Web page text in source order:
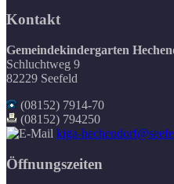
Kontakt
Gemeindekindergarten
Schluchtweg 9
82229 Seefeld
(08152) 7914-70
(08152) 794250
kiga-
Öffnungszeiten